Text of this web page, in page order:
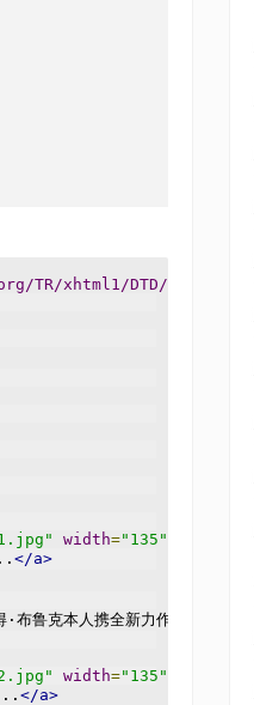
TR/xhtml1/DTD/
width="135"
</a>
·布鲁克本人携全新力作首次亮相
width="135"
... </a>